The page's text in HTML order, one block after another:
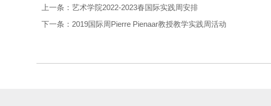
上一条：艺术学院2022-2023春国际实践周安排
下一条：2019国际周Pierre Pienaar教授教学实践周活动